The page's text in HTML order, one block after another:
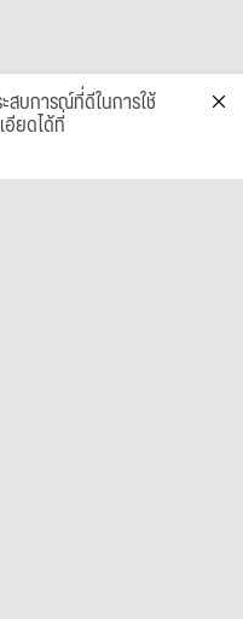
สบการณ์ที่ดีในการใช้
ยดได้ที่